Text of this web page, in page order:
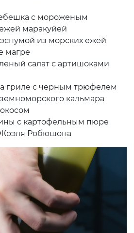
с мороженым
маракуйей
из морских ежей
магре
салат с артишоками
гриле с черным трюфелем
кальмара
с картофельным пюре
Робюшона